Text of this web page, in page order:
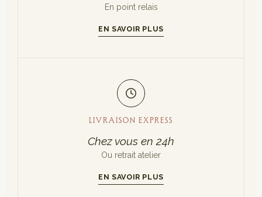
En point relais
EN SAVOIR PLUS
LIVRAISON EXPRESS
Chez vous en 24h
Ou retrait atelier
EN SAVOIR PLUS